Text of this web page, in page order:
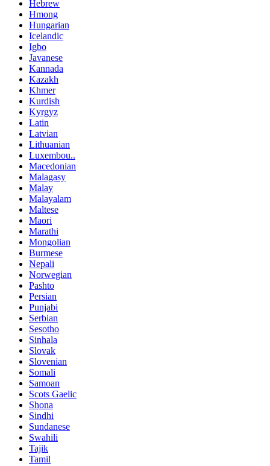
Hebrew
Hmong
Hungarian
Icelandic
Igbo
Javanese
Kannada
Kazakh
Khmer
Kurdish
Kyrgyz
Latin
Latvian
Lithuanian
Luxembou..
Macedonian
Malagasy
Malay
Malayalam
Maltese
Maori
Marathi
Mongolian
Burmese
Nepali
Norwegian
Pashto
Persian
Punjabi
Serbian
Sesotho
Sinhala
Slovak
Slovenian
Somali
Samoan
Scots Gaelic
Shona
Sindhi
Sundanese
Swahili
Tajik
Tamil